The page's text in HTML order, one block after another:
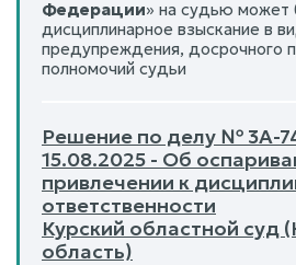
Федерации» на судью может
дисциплинарное взыскание в
предупреждения, досрочного
полномочий судьи
Решение по делу № 3А-
15.08.2025 - Об
привлечении к
ответственности
Курский областной суд
область)